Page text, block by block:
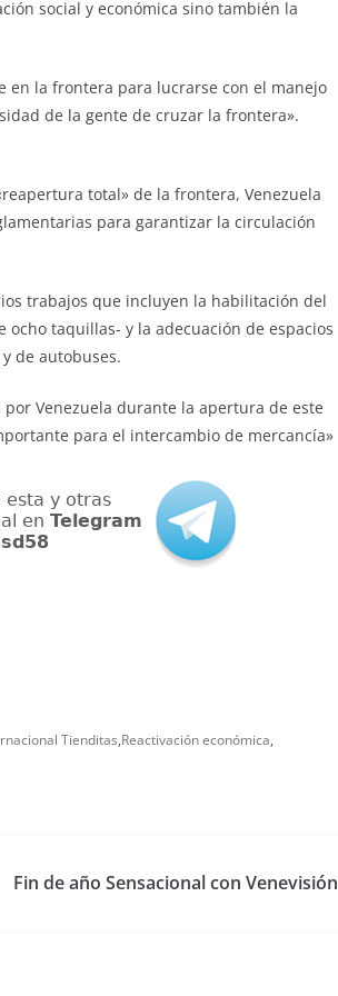
social y económica sino también la
en la frontera para lucrarse con el manejo
de la gente de cruzar la frontera».
total» de la frontera, Venezuela
para garantizar la circulación
trabajos que incluyen la habilitación del
taquillas- y la adecuación de espacios
de autobuses.
Venezuela durante la apertura de este
para el intercambio de mercancía»
Tienditas,Reactivación económica,
Fin de año Sensacional con Venevisión